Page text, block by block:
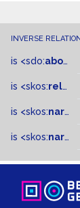
INVERSE
is <sdo:about
is <skos:related
is <skos:narrower
is <skos:narrowMatch